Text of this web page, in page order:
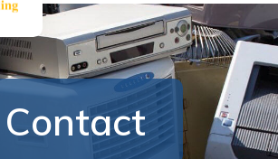
Contact